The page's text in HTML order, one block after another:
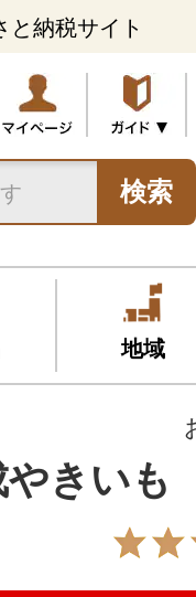
と納税サイト
検索
地域
やきい